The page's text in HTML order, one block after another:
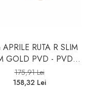
APRILE RUTA R SLIM
GOLD PVD - PVD
auriu lustruit
175,91 Lei
158,32 Lei